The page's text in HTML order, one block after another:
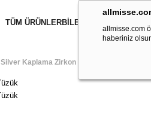
allmisse.com
haberiniz
TÜM ÜRÜNLERBİLEKLİK
Silver Kaplama Zirkon Taşlı Trapez Yüzük